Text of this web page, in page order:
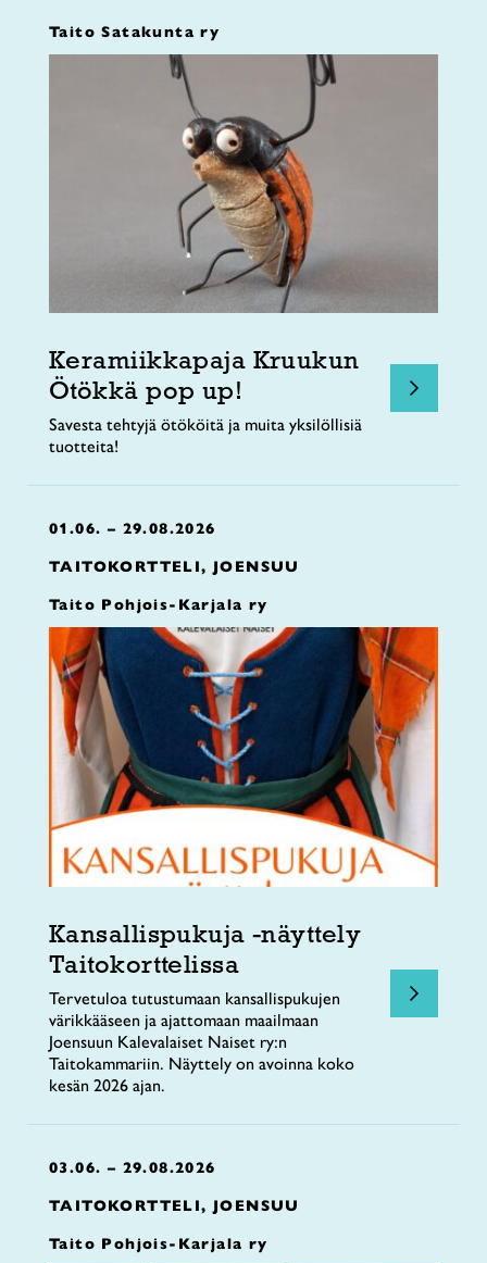
Taito Satakunta ry
Keramiikkapaja Kruukun
Ötökkä pop up!
Savesta tehtyjä ötököitä ja muita yksilöllisiä
tuotteita!
01.06. – 29.08.2026
TAITOKORTTELI, JOENSUU
Taito Pohjois-Karjala ry
Kansallispukuja -näyttely
Taitokorttelissa
Tervetuloa tutustumaan kansallispukujen
värikkääseen ja ajattomaan maailmaan
Joensuun Kalevalaiset Naiset ry:n
Taitokammariin. Näyttely on avoinna koko
kesän 2026 ajan.
03.06. – 29.08.2026
TAITOKORTTELI, JOENSUU
Taito Pohjois-Karjala ry